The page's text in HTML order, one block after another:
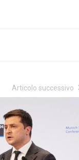
Articolo successivo